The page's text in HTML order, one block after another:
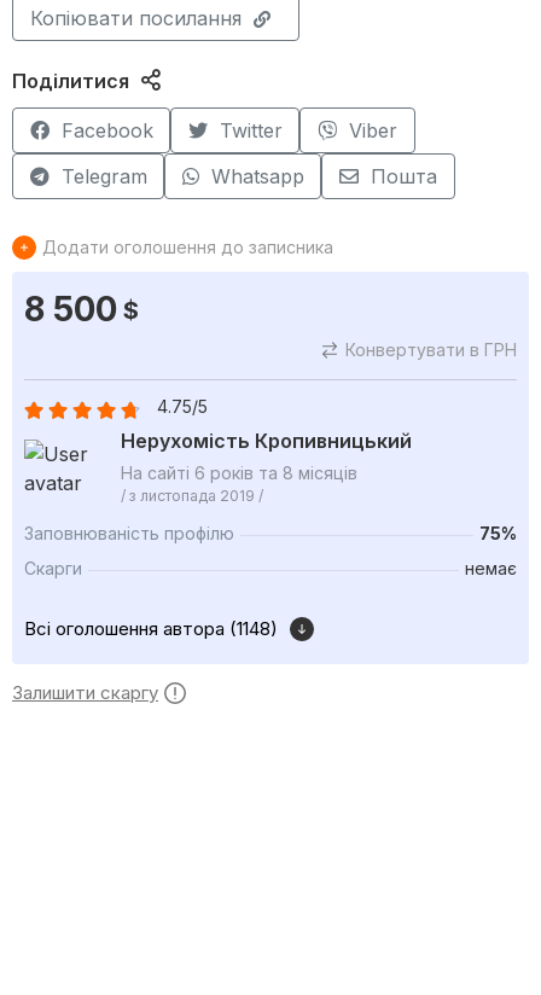
Копіювати посилання
Поділитися
Facebook Twitter
Viber
Telegram
Whatsapp Пошта
Додати оголошення до записника
8 500 $
Конвертувати в ГРН
4.75/5
Нерухомість Кропивницький
На сайті 6 років та 8 місяців
/ з листопада 2019 /
Заповнюваність профілю
75%
Скарги
немає
Всі оголошення автора (1148)
Залишити скаргу